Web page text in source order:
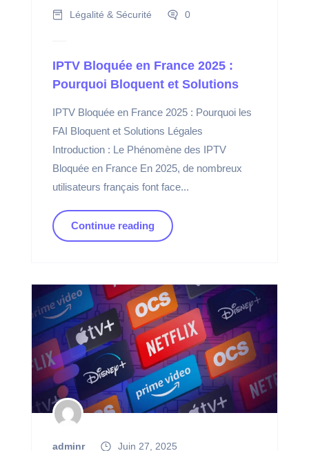
Légalité & Sécurité
0
IPTV Bloquée en France 2025 :
Pourquoi Bloquent et Solutions
IPTV Bloquée en France 2025 : Pourquoi les
FAI Bloquent et Solutions Légales
Introduction : Le Phénomène des IPTV
Bloquée en France En 2025, de nombreux
utilisateurs français font face...
Continue reading
adminr Juin 27, 2025